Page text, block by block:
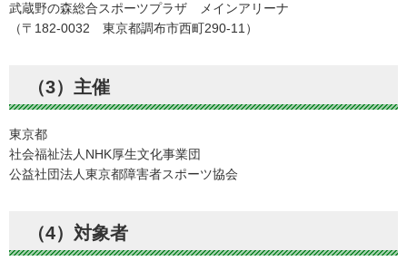
武蔵野の森総合スポーツプラザ メインアリーナ
（〒182-0032 東京都調布市西町290-11）
（3）主催
東京都
社会福祉法人NHK厚生文化事業団
公益社団法人東京都障害者スポーツ協会
（4）対象者